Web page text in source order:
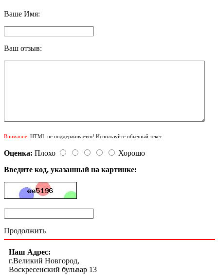
Ваше Имя:
Ваш отзыв:
Внимание: HTML не поддерживается! Используйте обычный текст.
Оценка: Плохо
Хорошо
Введите код, указанный на картинке:
Продолжить
Наш Адрес:
г.Великий Новгород,
Воскресенский бульвар 13